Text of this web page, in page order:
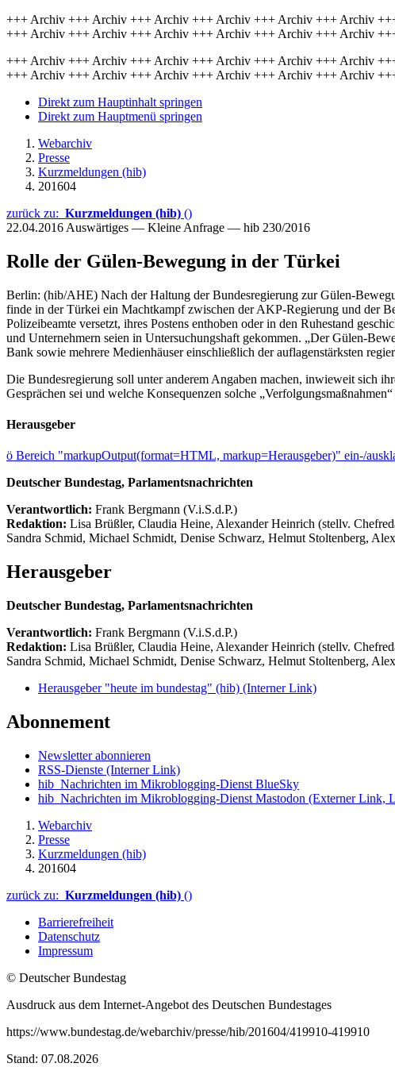
+++ Archiv +++ Archiv +++ Archiv +++ Archiv +++ Archiv +++ Archiv
+++ Archiv +++ Archiv +++ Archiv +++ Archiv +++ Archiv +++ Archiv
+++ Archiv +++ Archiv +++ Archiv +++ Archiv +++ Archiv +++ Archiv
+++ Archiv +++ Archiv +++ Archiv +++ Archiv +++ Archiv +++ Archiv
Direkt zum Hauptinhalt springen
Direkt zum Hauptmenü springen
Webarchiv
Presse
Kurzmeldungen (hib)
201604
zurück zu: Kurzmeldungen (hib) ()
22.04.2016 Auswärtiges — Kleine Anfrage — hib 230/2016
Rolle der Gülen-Bewegung in der Türkei
Berlin: (hib/AHE) Nach der Haltung der Bundesregierung zur Gülen-
finde in der Türkei ein Machtkampf zwischen der AKP-Regierung und der
Polizeibeamte versetzt, ihres Postens enthoben oder in den Ruhestand
und Unternehmern seien in Untersuchungshaft gekommen. „Der Gülen-
Bank sowie mehrere Medienhäuser einschließlich der auflagenstärksten
Die Bundesregierung soll unter anderem Angaben machen, inwieweit sich
Gesprächen sei und welche Konsequenzen solche
Herausgeber
ö Bereich "markupOutput(format=HTML, markup=Herausgeber)" ein-/
Deutscher Bundestag, Parlamentsnachrichten
Verantwortlich: Frank Bergmann (V.i.S.d.P.)
Redaktion: Lisa Brüßler, Claudia Heine, Alexander Heinrich (stellv.
Sandra Schmid, Michael Schmidt, Denise Schwarz, Helmut Stoltenberg,
Herausgeber
Deutscher Bundestag, Parlamentsnachrichten
Verantwortlich: Frank Bergmann (V.i.S.d.P.)
Redaktion: Lisa Brüßler, Claudia Heine, Alexander Heinrich (stellv.
Sandra Schmid, Michael Schmidt, Denise Schwarz, Helmut Stoltenberg,
Herausgeber "heute im bundestag" (hib) (Interner Link)
Abonnement
Newsletter abonnieren
RSS-Dienste (Interner Link)
hib_Nachrichten im Mikroblogging-Dienst BlueSky
hib_Nachrichten im Mikroblogging-Dienst Mastodon (Externer Link,
Webarchiv
Presse
Kurzmeldungen (hib)
201604
zurück zu: Kurzmeldungen (hib) ()
Barrierefreiheit
Datenschutz
Impressum
© Deutscher Bundestag
Ausdruck aus dem Internet-Angebot des Deutschen Bundestages
https://www.bundestag.de/webarchiv/presse/hib/201604/419910-419910
Stand: 07.08.2026